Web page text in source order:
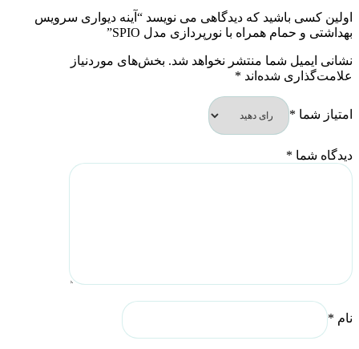
اولین کسی باشید که دیدگاهی می نویسد “آینه دیواری سرویس
بهداشتی و حمام همراه با نورپردازی مدل SPIO”
نشانی ایمیل شما منتشر نخواهد شد. بخش‌های موردنیاز
علامت‌گذاری شده‌اند *
امتیاز شما *
دیدگاه شما *
نام *